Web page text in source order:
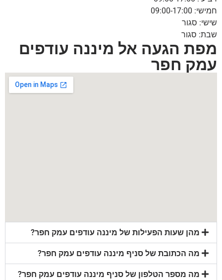
חמישי: 09:00-17:00
שישי: סגור
שבת: סגור
מפת הגעה אל מיננה עודפים
עמק חפר
מהן שעות הפעילות של מיננה עודפים עמק חפר?
מה הכתובת של סניף מיננה עודפים עמק חפר?
מה מספר הטלפון של סניף מיננה עודפים עמק חפר?